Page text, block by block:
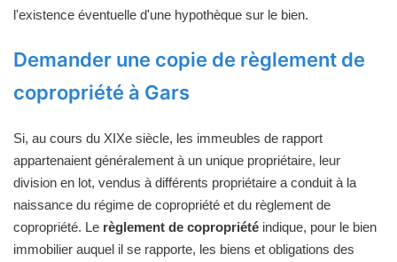
l'existence éventuelle d'une hypothèque sur le bien.
Demander une copie de règlement de
copropriété à Gars
Si, au cours du XIXe siècle, les immeubles de rapport
appartenaient généralement à un unique propriétaire, leur
division en lot, vendus à différents propriétaire a conduit à la
naissance du régime de copropriété et du règlement de
copropriété. Le règlement de copropriété indique, pour le bien
immobilier auquel il se rapporte, les biens et obligations des